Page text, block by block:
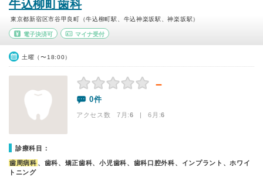
牛込柳町歯科
東京都新宿区市谷甲良町（牛込柳町駅、牛込神楽坂駅、神楽坂駅）
電子決済可 マイナ受付
土曜（〜18:00）
－
0件
アクセス数 7月:6 | 6月:6
診療科目：
歯周病科 、歯科、矯正歯科、小児歯科、歯科口腔外科、インプラント、ホワイ
トニング